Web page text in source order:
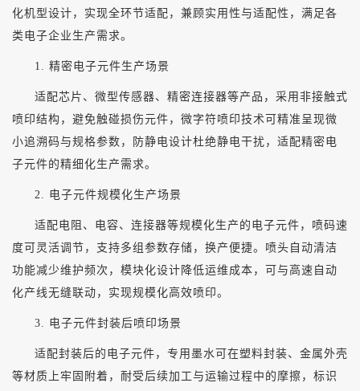
化机型设计，实现全环节适配，兼顾实用性与适配性，满足各
类电子企业生产需求。
1. 精密电子元件生产场景
适配芯片、微型传感器、精密连接器等产品，采用非接触式
喷印结构，避免触碰损伤元件，微字符喷印技术可精准呈现微
小追溯码与规格参数，防静电设计杜绝静电干扰，适配精密电
子元件的精细化生产需求。
2. 电子元件规模化生产场景
适配电阻、电容、连接器等规模化生产的电子元件，喷码速
度可灵活调节，支持多组参数存储，换产便捷。喷头自动清洁
功能减少维护频次，模块化设计降低运维成本，可与高速自动
化产线无缝联动，实现规模化高效喷印。
3. 电子元件封装后喷印场景
适配封装后的电子元件，专用墨水可在塑料封装、金属外壳
等材质上牢固附着，耐受后续加工与运输过程中的摩擦，标识